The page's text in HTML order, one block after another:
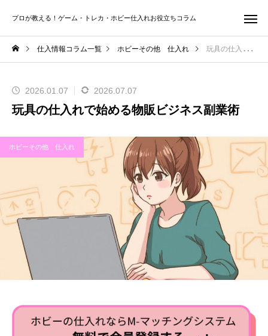
プロが教える！ゲーム・トレカ・ホビー仕入れお役立ちコラム
仕入情報コラム一覧 ホビーその他 仕入れ 玩具の仕入れで始める物販ビジネス副業術
2026.01.07 2026.07.07
玩具の仕入れで始める物販ビジネス副業術
ホビーその他 仕入れ